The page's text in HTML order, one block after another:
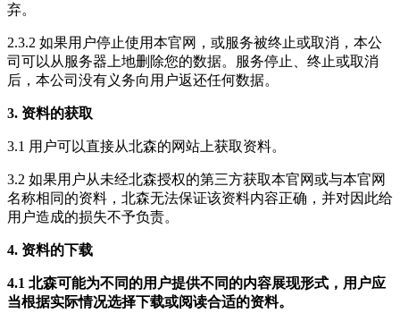
弃。
2.3.2 如果用户停止使用本官网，或服务被终止或取消，本公
司可以从服务器上地删除您的数据。服务停止、终止或取消
后，本公司没有义务向用户返还任何数据。
3. 资料的获取
3.1 用户可以直接从北森的网站上获取资料。
3.2 如果用户从未经北森授权的第三方获取本官网或与本官网
名称相同的资料，北森无法保证该资料内容正确，并对因此给
用户造成的损失不予负责。
4. 资料的下载
4.1 北森可能为不同的用户提供不同的内容展现形式，用户应
当根据实际情况选择下载或阅读合适的资料。